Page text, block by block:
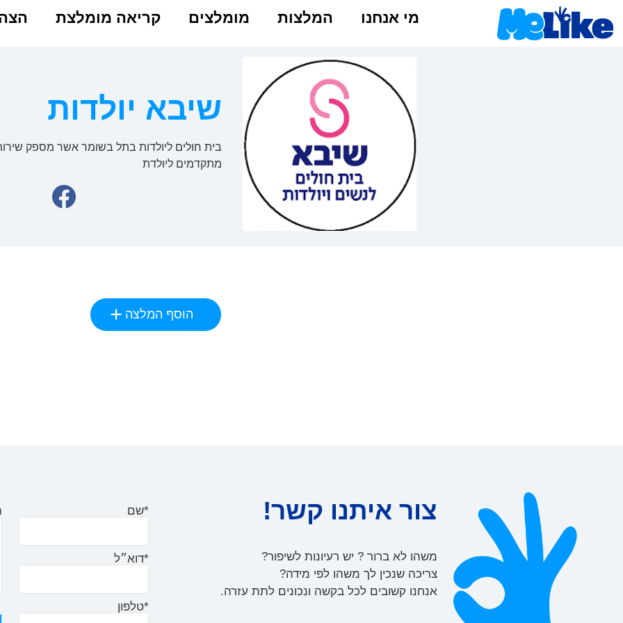
מי אנחנו המלצות מומלצים קריאה מומלצת
שיבא יולדות
בית חולים ליולדות בתל בשומר אשר מספק
מתקדמים ליולדת
הוסף המלצה
צור איתנו קשר!
משהו לא ברור ? יש רעיונות לשיפור?
צריכה שנכין לך משהו לפי מידה?
אנחנו קשובים לכל בקשה ונכונים לתת עזרה.
*שם
*דוא״ל
*טלפון